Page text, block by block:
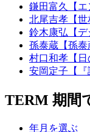
鎌田富久【エ
北尾吉孝【世
鈴木康弘【デ
孫泰蔵【孫泰
村口和孝【日
安岡定子【『
TERM 期間
年月を選ぶ